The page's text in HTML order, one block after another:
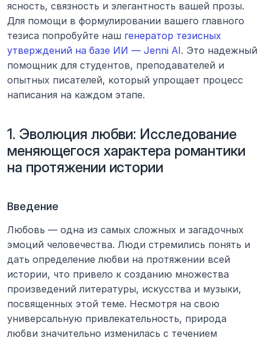
ясность, связность и элегантность вашей прозы.
Для помощи в формулировании вашего главного
тезиса попробуйте наш генератор тезисных
утверждений на базе ИИ — Jenni AI. Это надежный
помощник для студентов, преподавателей и
опытных писателей, который упрощает процесс
написания на каждом этапе.
1. Эволюция любви: Исследование
меняющегося характера романтики
на протяжении истории
Введение
Любовь — одна из самых сложных и загадочных
эмоций человечества. Люди стремились понять и
дать определение любви на протяжении всей
истории, что привело к созданию множества
произведений литературы, искусства и музыки,
посвященных этой теме. Несмотря на свою
универсальную привлекательность, природа
любви значительно изменилась с течением